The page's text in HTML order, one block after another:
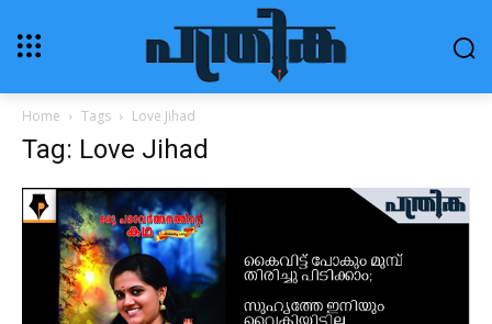
Home Tags Love Jihad
Tag: Love Jihad